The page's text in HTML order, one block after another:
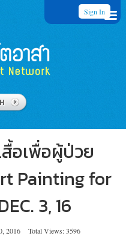
Sign In
อเพื่อผู้ป่วย
Painting for
3, 16
2016
Total Views: 3596